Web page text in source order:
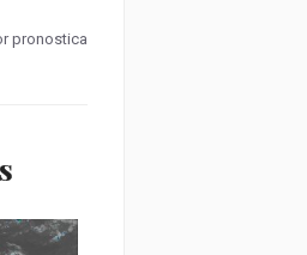
pronostica